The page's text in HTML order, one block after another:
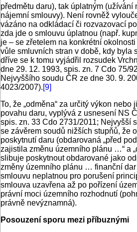
předmětu daru), tak úplatným (užívání
nájemní smlouvy). Není rovněž
vázáno na odkládací či rozvazovací
zda jde o smlouvu úplatnou (např.
je – se zřetelem na konkrétní
vůle smluvních stran v době, kdy byla
dříve se k tomu vyjádřil rozsudek
dne 29. 12. 1993, spis. zn. 7 Cdo 75/
Nejvyššího soudu ČR ze dne 30. 9.
4023/2007).[9]
To, že „odměna“ za určitý výkon nebo
povahu daru, vyplývá z usnesení NS
spis. zn. 33 Cdo 2731/2011; Nejvyšší
se závěrem soudů nižších stupňů, že
poskytnutí daru (obdarovaná „před
zajistila změnu územního plánu …“ a
slibuje poskytnout obdarované jako
změny územního plánu … finanční
smlouvu neplatnou pro porušení
smlouva uzavřena až po pořízení
právní moci územního rozhodnutí
právně nevýznamná).
Posouzení sporu mezi příbuznými